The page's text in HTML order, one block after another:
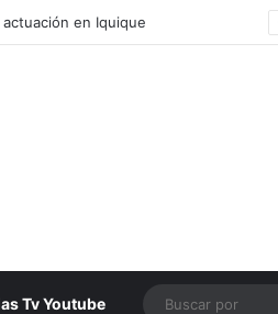
vecinos de Antofagasta
Tv Youtube